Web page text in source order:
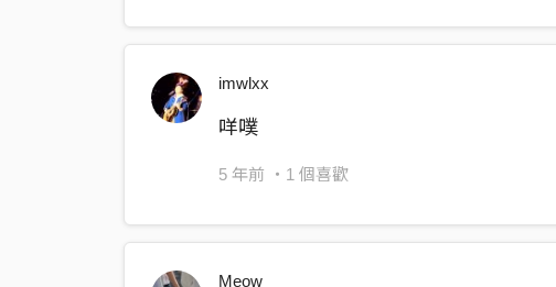
imwlxx
咩噗
5 年前 ・1 個喜歡
Meow